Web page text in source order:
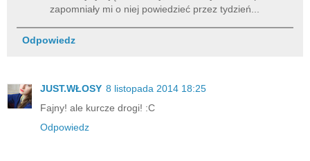
zapomniały mi o niej powiedzieć przez tydzień...
Odpowiedz
JUST.WŁOSY 8 listopada 2014 18:25
Fajny! ale kurcze drogi! :C
Odpowiedz